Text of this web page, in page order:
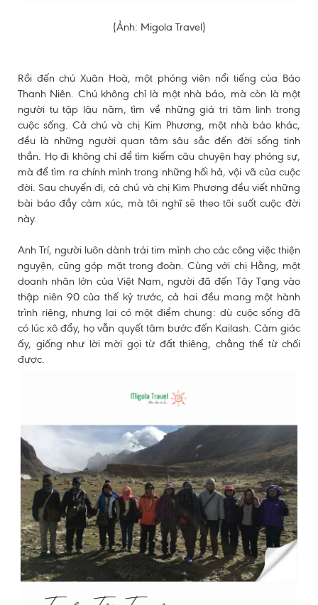
(Ảnh: Migola Travel)
Rồi đến chú Xuân Hoà, một phóng viên nổi tiếng của Báo
Thanh Niên. Chú không chỉ là một nhà báo, mà còn là một
người tu tập lâu năm, tìm về những giá trị tâm linh trong
cuộc sống. Cả chú và chị Kim Phương, một nhà báo khác,
đều là những người quan tâm sâu sắc đến đời sống tinh
thần. Họ đi không chỉ để tìm kiếm câu chuyện hay phóng sự,
mà để tìm ra chính mình trong những hối hả, vội vã của cuộc
đời. Sau chuyến đi, cả chú và chị Kim Phương đều viết những
bài báo đầy cảm xúc, mà tôi nghĩ sẽ theo tôi suốt cuộc đời
này.
Anh Trí, người luôn dành trái tim mình cho các công việc thiện
nguyện, cũng góp mặt trong đoàn. Cùng với chị Hằng, một
doanh nhân lớn của Việt Nam, người đã đến Tây Tạng vào
thập niên 90 của thế kỷ trước, cả hai đều mang một hành
trình riêng, nhưng lại có một điểm chung: dù cuộc sống đã
có lúc xô đẩy, họ vẫn quyết tâm bước đến Kailash. Cảm giác
ấy, giống như lời mời gọi từ đất thiêng, chẳng thể từ chối
được.